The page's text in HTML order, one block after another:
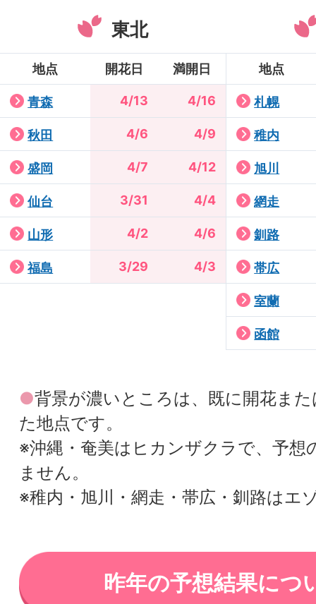
東北
地点 開花日 満開日
青森 4/13 4/16
秋田 4/6 4/9
盛岡 4/7 4/12
仙台 3/31 4/4
山形 4/2 4/6
福島 3/29 4/3
地点
札幌
稚内
旭川
網走
釧路
帯広
室蘭
函館
●背景が濃いところは、既に開花ま
た地点です。
※沖縄・奄美はヒカンザクラで、予想
ません。
※稚内・旭川・網走・帯広・釧路はエ
昨年の予想結果につ